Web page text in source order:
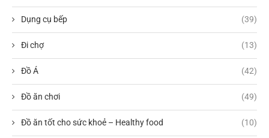
Dụng cụ bếp (39)
Đi chợ (13)
Đồ Á (42)
Đồ ăn chơi (49)
Đồ ăn tốt cho sức khoẻ – Healthy food (10)